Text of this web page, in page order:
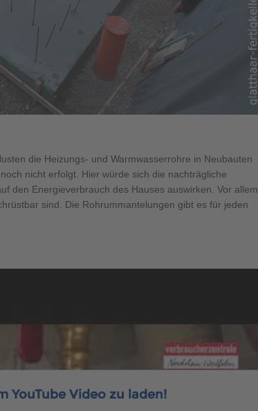
die Heizungs- und Warmwasserrohre in Neubauten
nicht erfolgt. Hier würde sich die nachträgliche
den Energieverbrauch des Hauses auswirken. Vor allem
sind. Die Rohrummantelungen gibt es für jeden
YouTube Video zu laden!